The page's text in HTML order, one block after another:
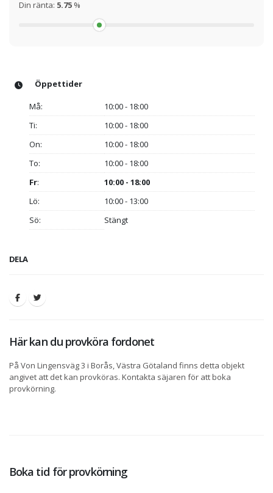
Din ränta: 5.75 %
Öppettider
Må:
10:00 - 18:00
Ti:
10:00 - 18:00
On:
10:00 - 18:00
To:
10:00 - 18:00
Fr:
10:00 - 18:00
Lö:
10:00 - 13:00
Sö:
Stängt
DELA
Här kan du provköra fordonet
På Von Lingensväg 3 i Borås, Västra Götaland finns detta objekt
angivet att det kan provköras. Kontakta säjaren för att boka
provkörning.
Boka tid för provkörning